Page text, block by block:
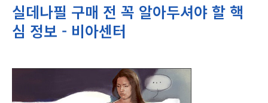
실데나필 구매 전 꼭 알아두셔야 할 핵
심 정보 - 비아센터